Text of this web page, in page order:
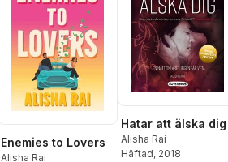
Enemies to Lovers
Alisha Rai
Hatar att älska dig
Alisha Rai
Häftad, 2018